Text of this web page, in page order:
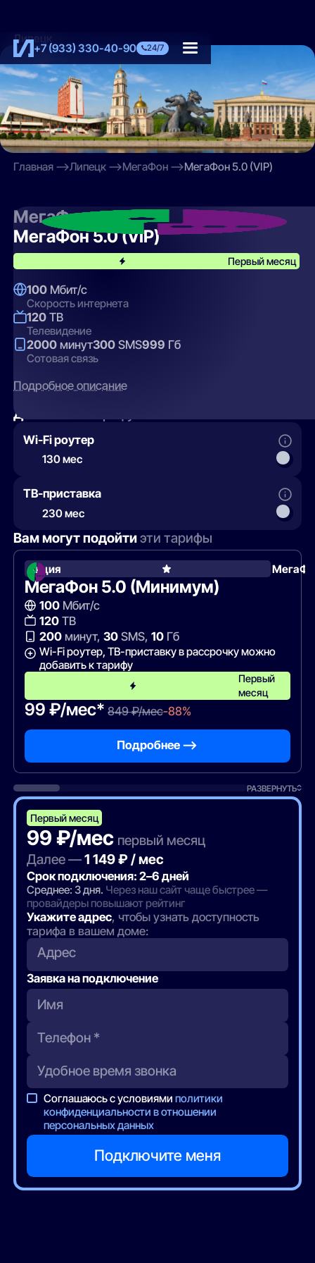
+7 (933) 330-40-90 24/7
Липецк
Главная Липецк МегаФон МегаФон 5.0 (VIP)
МегаФон
МегаФон 5.0 (VIP)
Первый месяц
100 Мбит/с
Скорость интернета
120 ТВ
Телевидение
2000 минут300 SMS999 Гб
Сотовая связь
Подробное описание
Добавить
Wi-Fi роутер
130 мес
ТВ-приставка
230 мес
Вам могут подойтиэти тарифы
Акция
МегаФон 5.0 (Минимум)
100Мбит/с
120ТВ
200минут, 30SMS, 10Гб
Wi-Fi роутер, ТВ-приставку в рассрочку можно
добавить к тарифу
Первый
месяц
99 ₽/мес* 849 ₽/мес-88%
Подробнее —>
РАЗВЕРНУТЬ
Первый месяц
99 ₽/мес первый месяц
Далее —1 149 ₽ / мес
Срок подключения: 2–6 дней
Среднее: 3 дня. Через наш сайт чаще быстрее —
провайдеры повышают рейтинг
Укажите адрес, чтобы узнать доступность
тарифа в вашем доме:
Адрес
Заявка на подключение
Соглашаюсь с условиямиполитики
конфиденциальности в отношении
персональных данных